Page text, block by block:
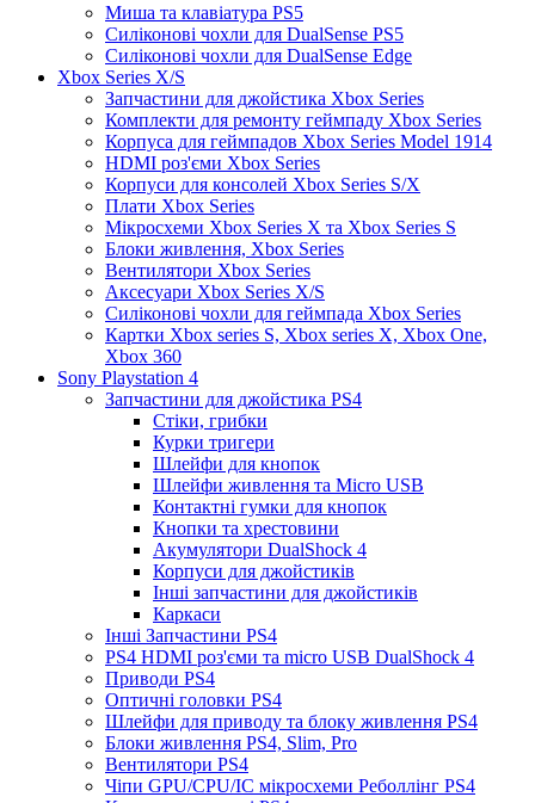
Миша та клавіатура PS5
Силіконові чохли для DualSense PS5
Силіконові чохли для DualSense Edge
Xbox Series X/S
Запчастини для джойстика Xbox Series
Комплекти для ремонту геймпаду Xbox Series
Корпуса для геймпадов Xbox Series Model 1914
HDMI роз'єми Xbox Series
Корпуси для консолей Xbox Series S/X
Плати Xbox Series
Мікросхеми Xbox Series X та Xbox Series S
Блоки живлення, Xbox Series
Вентилятори Xbox Series
Аксесуари Xbox Series X/S
Силіконові чохли для геймпада Xbox Series
Картки Xbox series S, Xbox series X, Xbox One,
Xbox 360
Sony Playstation 4
Запчастини для джойстика PS4
Стіки, грибки
Курки тригери
Шлейфи для кнопок
Шлейфи живлення та Micro USB
Контактні гумки для кнопок
Кнопки та хрестовини
Акумулятори DualShock 4
Корпуси для джойстиків
Інші запчастини для джойстиків
Каркаси
Інші Запчастини PS4
PS4 HDMI роз'єми та micro USB DualShock 4
Приводи PS4
Оптичні головки PS4
Шлейфи для приводу та блоку живлення PS4
Блоки живлення PS4, Slim, Pro
Вентилятори PS4
Чіпи GPU/CPU/IC мікросхеми Реболлінг PS4